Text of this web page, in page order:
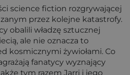
science fiction rozgrywającej
przez kolejne katastrofy.
obalili władzę sztucznej
ale nie oznacza to
kosmicznymi żywiołami. Co
fanatycy wyznający
tym razem Jarri i jego